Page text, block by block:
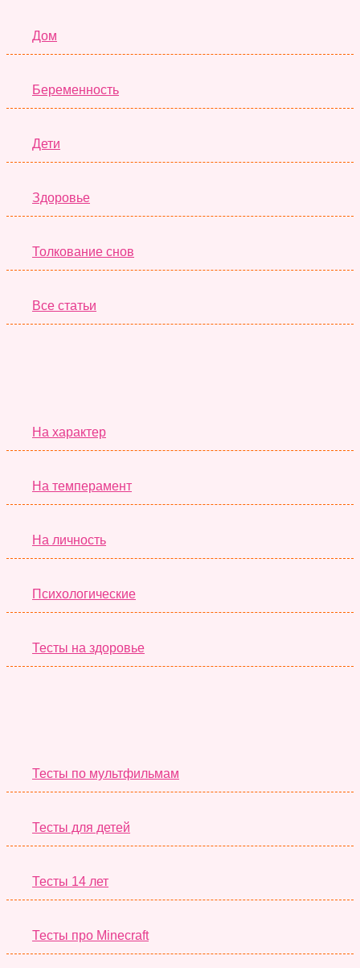
Дом
Беременность
Дети
Здоровье
Толкование снов
Все статьи
На характер
На темперамент
На личность
Психологические
Тесты на здоровье
Тесты по мультфильмам
Тесты для детей
Тесты 14 лет
Тесты про Minecraft